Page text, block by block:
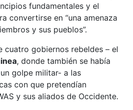
fundamentales y el
convertirse en “una amenaza
y sus pueblos”.
cuatro gobiernos rebeldes – el
, donde también se había
golpe militar- a las
con que pretendían
y sus aliados de Occidente.